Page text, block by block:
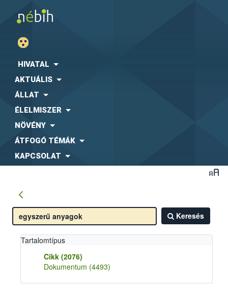
HIVATAL
AKTUÁLIS
ÁLLAT
ÉLELMISZER
NÖVÉNY
ÁTFOGÓ TÉMÁK
KAPCSOLAT
Keresés
Tartalomtípus
Cikk (2076)
Dokumentum (4493)